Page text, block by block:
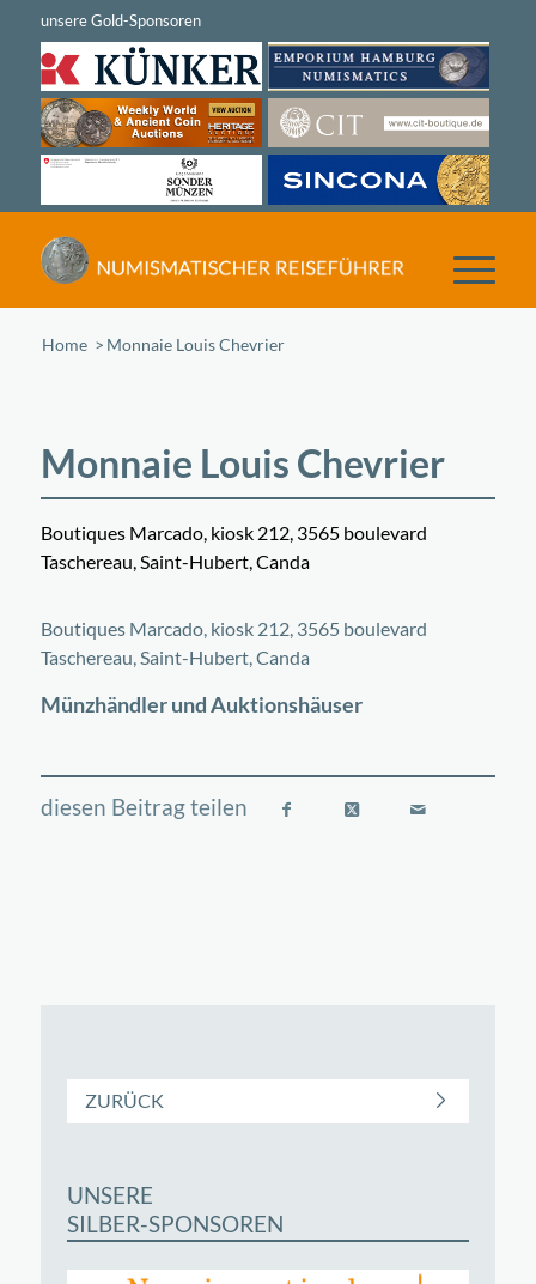
Home /Monnaie Louis Chevrier
Monnaie Louis Chevrier
Boutiques Marcado, kiosk 212, 3565 boulevard
Taschereau, Saint-Hubert, Canda
+
−
Boutiques Marcado, kiosk 212, 3565 boulevard
Taschereau, Saint-Hubert, Canda
Münzhändler und Auktionshäuser
ZURÜCK
UNSERE
SILBER-SPONSOREN